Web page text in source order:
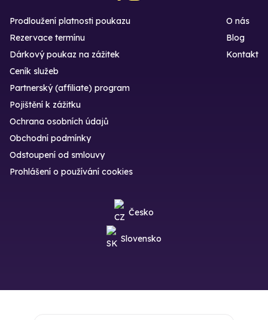
Prodloužení platnosti poukazu
Rezervace termínu
Dárkový poukaz na zážitek
O nás
Blog
Kontakt
Ceník služeb
Partnerský (affiliate) program
Pojištění k zážitku
Ochrana osobních údajů
Obchodní podmínky
Odstoupení od smlouvy
Prohlášení o používání cookies
Česko
Slovensko